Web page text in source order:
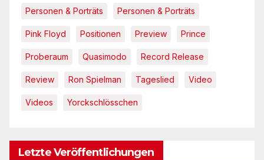
Personen & Porträts Personen & Porträts
Pink Floyd Positionen Preview Prince
Proberaum Quasimodo Record Release
Review Ron Spielman Tageslied Video
Videos Yorckschlösschen
Letzte Veröffentlichungen